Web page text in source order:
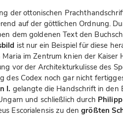
der ottonischen
auf der göttlichen Ordnung.
dem goldenen Text den
ist nur ein Beispiel für diese
im Zentrum knien der Kaiser
vor der Architekturkulisse des
des Codex noch gar nicht
I. gelangte die Handschrift in den
und schließlich durch
Escorialensis zu dengrößten